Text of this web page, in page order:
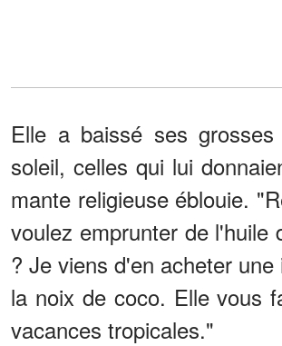
Elle a baissé ses
soleil, celles qui lui
mante religieuse éblouie.
voulez emprunter de l'huile
? Je viens d'en acheter
la noix de coco. Elle vous
vacances tropicales."